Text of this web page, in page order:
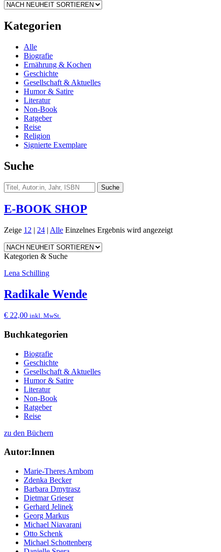
Kategorien
Alle
Biografie
Ernährung & Kochen
Geschichte
Gesellschaft & Aktuelles
Humor & Satire
Literatur
Non-Book
Ratgeber
Reise
Religion
Signierte Exemplare
Suche
E-BOOK SHOP
Zeige 12 | 24 | Alle Einzelnes Ergebnis wird angezeigt
Kategorien & Suche
Lena Schilling
Radikale Wende
€ 22,00 inkl. MwSt.
Buchkategorien
Biografie
Geschichte
Gesellschaft & Aktuelles
Humor & Satire
Literatur
Non-Book
Ratgeber
Reise
zu den Büchern
Autor:Innen
Marie-Theres Arnbom
Zdenka Becker
Barbara Dmytrasz
Dietmar Grieser
Gerhard Jelinek
Georg Markus
Michael Niavarani
Otto Schenk
Michael Schottenberg